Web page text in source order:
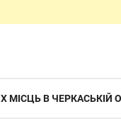
МІСЦЬ В